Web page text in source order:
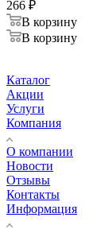
266 ₽
В корзину
В корзину
Каталог
Акции
Услуги
Компания
О компании
Новости
Отзывы
Контакты
Информация